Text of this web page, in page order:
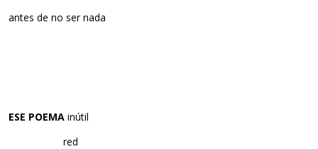
antes de no ser nada
ESE POEMA inútil
red